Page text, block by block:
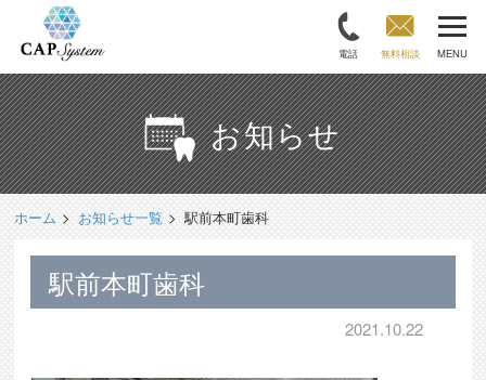
電話 無料相談 MENU
お知らせ
ホーム お知らせ一覧 駅前本町歯科
駅前本町歯科
2021.10.22